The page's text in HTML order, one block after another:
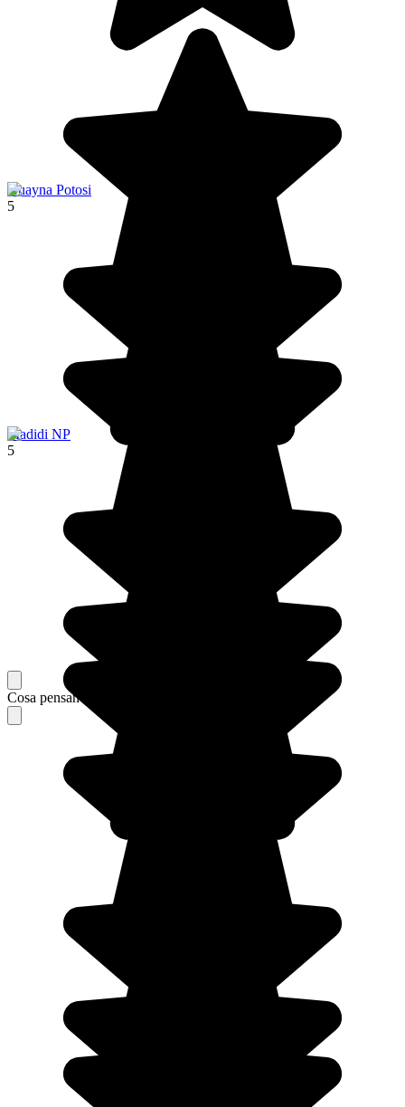
Huayna Potosi
5
Madidi NP
5
Cosa pensano i nostri viaggiatori del loro soggiorno